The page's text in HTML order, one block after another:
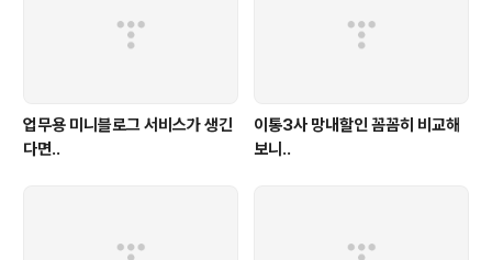
업무용 미니블로그 서비스가 생긴
다면..
이통3사 망내할인 꼼꼼히 비교해
보니..